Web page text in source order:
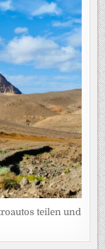
teilen und